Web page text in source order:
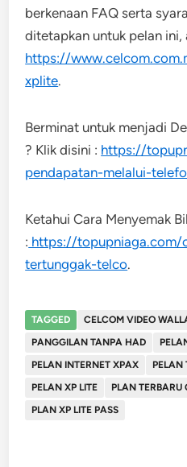
berkenaan FAQ serta
ditetapkan untuk pelan ini,
https://
xplite.
Berminat untuk menjadi
? Klik disini : https://
pendapatan-melalui-
Ketahui Cara Menyemak
: https://topupniaga.com/
tertunggak-telco.
TAGGED CELCOM VIDEO
PANGGILAN TANPA HAD
PELAN INTERNET XPAX
PELAN
PELAN XP LITE
PLAN TERBARU
PLAN XP LITE PASS